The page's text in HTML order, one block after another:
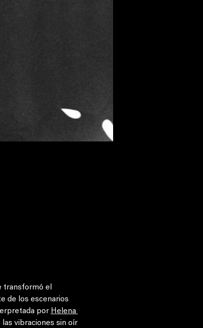
transformó el
de los escenarios
por Helena
vibraciones sin oír